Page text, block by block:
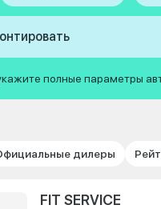
полные параметры
дилеры
FIT SERVICE